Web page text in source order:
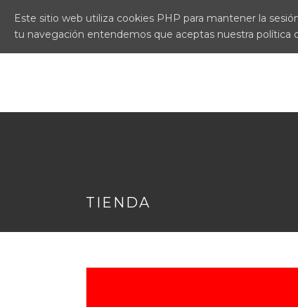
TIENDA
Este sitio web utiliza cookies PHP para mantener la
tu navegación entendemos que aceptas nuestra política